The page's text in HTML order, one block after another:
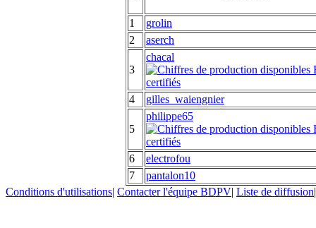
1
grolin
2
aserch
3
chacal
4 gilles_waiengnier
5
philippe65
6
electrofou
7
pantalon10
Conditions d'utilisations| Contacter l'équipe BDPV| Liste de diffusion